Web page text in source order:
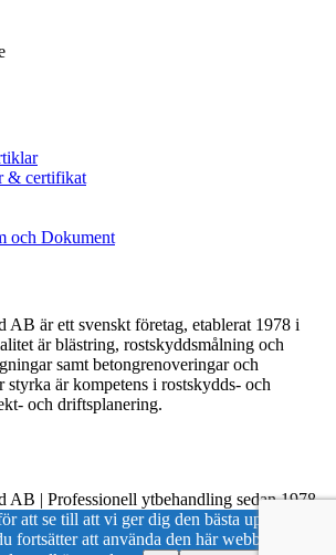
& certifikat
och Dokument
AB är ett svenskt företag, etablerat 1978 i
är blästring, rostskyddsmålning och
samt betongrenoveringar och
är kompetens i rostskydds- och
och driftsplanering.
AB | Professionell ytbehandling sedan 1978
att se till att vi ger dig den bästa upplevelsen
fortsätter att använda den här webbplatsen